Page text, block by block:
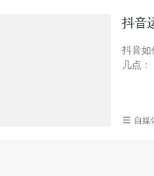
抖音
抖音如
几点
自媒